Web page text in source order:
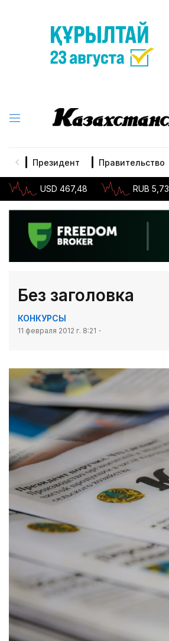
Президент Правительство
USD 467,48 RUB 5,73
Без заголовка
КОНКУРСЫ
11 февраля 2012 г. 8:21